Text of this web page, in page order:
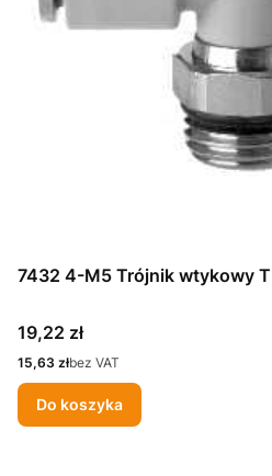
7432 4-M5 Trójnik wtykowy
Cena
19,22 zł
Cena
15,63 złbez VAT
Do koszyka